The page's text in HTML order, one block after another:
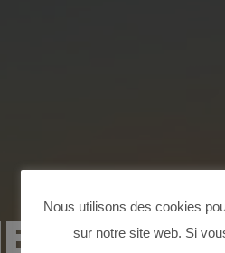
EST
Nous utilisons des cookies
sur notre site web. Si